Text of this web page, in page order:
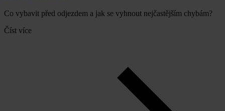
Co vybavit před odjezdem a jak se vyhnout nejčastějším chybám?
Číst více